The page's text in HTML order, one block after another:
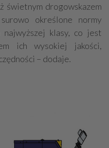
świetnym drogowskazem
określone normy
najwyższej klasy, co jest
ich wysokiej jakości,
– dodaje.